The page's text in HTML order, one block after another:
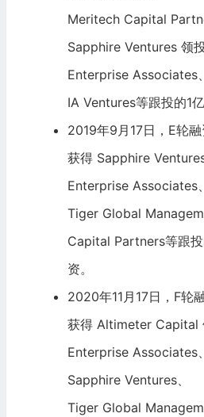
Meritech Capital
Sapphire Ventures领
Enterprise Associates、
IA Ventures等跟投的1亿
2019年9月17日，E轮
获得 Sapphire
Enterprise Associates
Tiger Global
Capital Partners等跟
资。
2020年11月17日，F轮
获得 Altimeter Capital
Enterprise Associates、
Sapphire Ventures、
Tiger Global